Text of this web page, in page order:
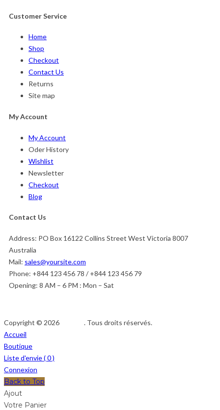
Customer Service
Home
Shop
Checkout
Contact Us
Returns
Site map
My Account
My Account
Oder History
Wishlist
Newsletter
Checkout
Blog
Contact Us
Address: PO Box 16122 Collins Street West Victoria 8007
Australia
Mail: sales@yoursite.com
Phone: +844 123 456 78 / +844 123 456 79
Opening: 8 AM – 6 PM : Mon – Sat
Copyright © 2026
. Tous droits réservés.
Accueil
Boutique
Liste d'envie (0)
Connexion
Back to Top
Ajout
Votre Panier